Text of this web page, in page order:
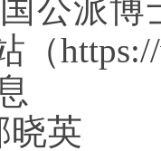
公派
（
晓英